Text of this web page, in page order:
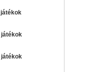
játékok
játékok